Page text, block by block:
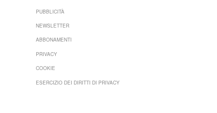
PUBBLICITÀ
NEWSLETTER
ABBONAMENTI
PRIVACY
COOKIE
ESERCIZIO DEI DIRITTI DI PRIVACY